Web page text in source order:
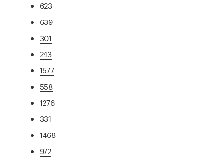
623
639
301
243
1577
558
1276
331
1468
972